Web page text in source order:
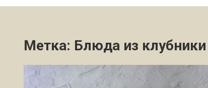
Метка: Блюда из клубники